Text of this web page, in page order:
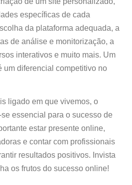
específicas de cada
da plataforma adequada, a
de análise e monitorização, a
interativos e muito mais. Um
um diferencial competitivo no
ligado em que vivemos, o
essencial para o sucesso de
estar presente online,
e contar com profissionais
resultados positivos. Invista
os frutos do sucesso online!